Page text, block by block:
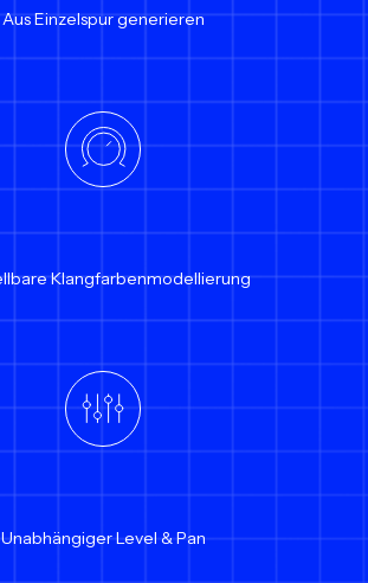
Aus Einzelspur generieren
Klangfarbenmodellierung
Unabhängiger Level & Pan